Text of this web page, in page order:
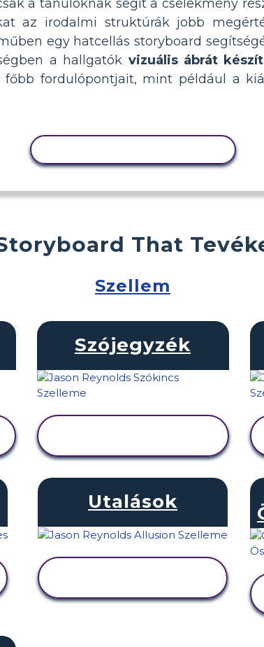
a tanulóknak segít a cselekmény
az irodalmi struktúrák jobb
egy hatcellás storyboard
a hallgatók vizuális ábrát
fordulópontjait, mint például a
That
Szellem
Szójegyzék
Utalások